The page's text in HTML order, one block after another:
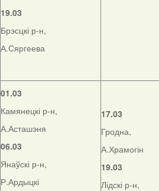
19.03
Брэсцкі р-н,
А.Сяргеева
01.03
Камянецкі р-н,
А.Асташэня
06.03
Янаўскі р-н,
Р.Ардыцкі
17.03
Гродна,
А.Храмогін
19.03
Лідскі р-н,